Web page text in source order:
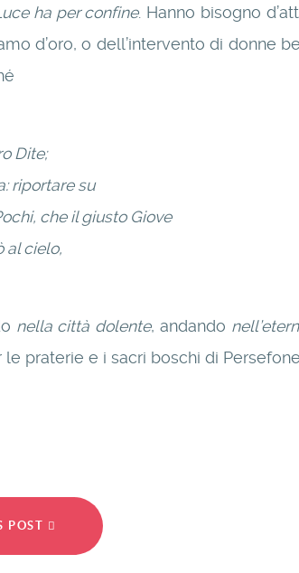
ha per confine. Hanno bisogno
d’oro, o dell’intervento di donne
Dite;
riportare su
che il giusto Giove
al cielo,
nella città dolente, andando
le praterie e i sacri boschi di
POST